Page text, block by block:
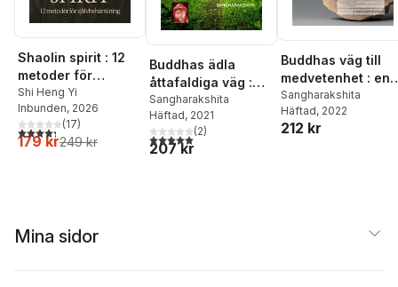
Shaolin spirit : 12
metoder för
självbehärskning
Shi Heng Yi
Inbunden, 2026
4,3utav 5 stjärnor. Totalt antal röster:
(17)
179 kr249 kr
Buddhas ädla
åttafaldiga väg :
vision och
omvandling
Sangharakshita
Häftad, 2021
5,0utav 5 stjärnor. Totalt antal röster:
(2)
207 kr
Buddhas väg till
medvetenhet : en
vägledning till
Satipatthana-
Sangharakshita
Häftad, 2022
212 kr
Mina sidor